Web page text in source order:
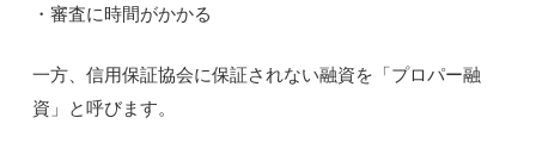
・審査に時間がかかる
一方、信用保証協会に保証されない融資を「プロパー融
資」と呼びます。